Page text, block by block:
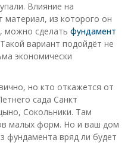
Влияние на
материал, из которого он
можно сделать фундамент
вариант подойдёт не
экономически
но кто откажется от
сада Санкт
Сокольники. Там
малых форм. Но и ваш дом
фундамента вряд ли будет